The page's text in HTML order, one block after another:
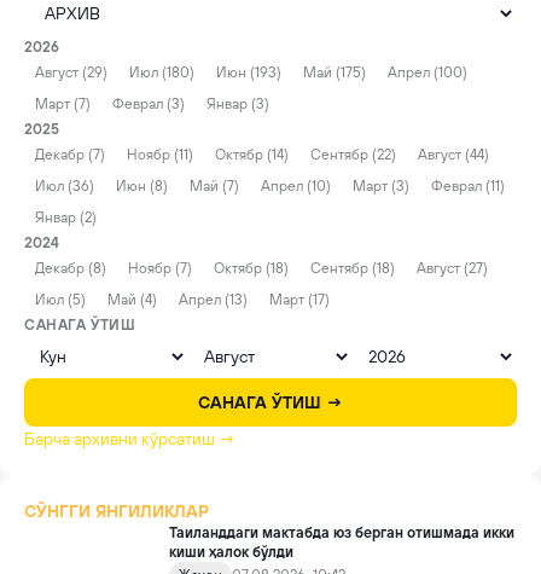
2026
Август (29)
Июл (180) Июн (193) Май (175)
Апрел (100)
Март (7)
Феврал (3)
Январ (3)
2025
Декабр (7)
Ноябр (11) Октябр (14) Сентябр (22)
Август (44)
Июл (36)
Июн (8) Май (7) Апрел (10) Март (3)
Феврал (11)
Январ (2)
2024
Декабр (8)
Ноябр (7) Октябр (18) Сентябр (18)
Август (27)
Июл (5)
Май (4) Апрел (13)
Март (17)
САНАГА ЎТИШ
САНАГА ЎТИШ →
Барча архивни кўрсатиш →
СЎНГГИ ЯНГИЛИКЛАР
Таиланддаги мактабда юз берган отишмада икки
киши ҳалок бўлди